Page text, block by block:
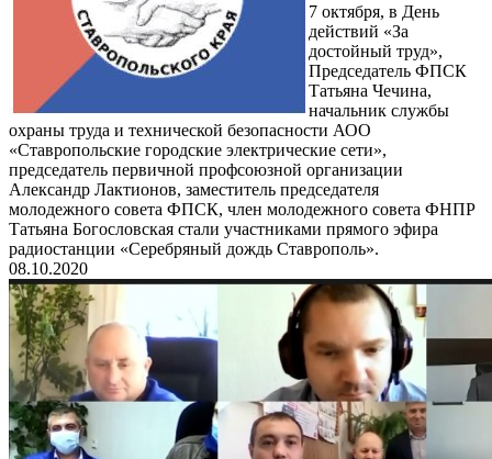
7 октября, в День
действий «За
достойный труд»,
Председатель ФПСК
Татьяна Чечина,
начальник службы
охраны труда и технической безопасности АОО
«Ставропольские городские электрические сети»,
председатель первичной профсоюзной организации
Александр Лактионов, заместитель председателя
молодежного совета ФПСК, член молодежного совета ФНПР
Татьяна Богословская стали участниками прямого эфира
радиостанции «Серебряный дождь Ставрополь».
08.10.2020